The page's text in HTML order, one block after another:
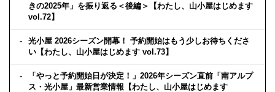
きの2025年」を振り返る＜後編＞【わたし、山小屋はじめます
vol.72】
光小屋 2026シーズン開幕！ 予約開始はもう少しお待ちくださ
い【わたし、山小屋はじめます vol.73】
「やっと予約開始日が決定！」2026年シーズン直前「南アルプ
ス・光小屋」最新営業情報【わたし、山小屋はじめます